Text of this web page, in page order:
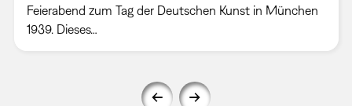
Feierabend zum Tag der Deutschen Kunst in München
1939. Dieses…